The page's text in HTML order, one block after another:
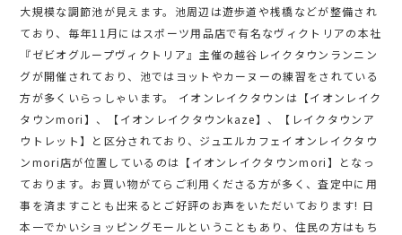
大規模な調節池が見えます。池周辺は遊歩道や桟橋などが整備され
ており、毎年11月にはスポーツ用品店で有名なヴィクトリアの本社
『ゼビオグループヴィクトリア』主催の越谷レイクタウンランニン
グが開催されており、池ではヨットやカーヌーの練習をされている
方が多くいらっしゃいます。 イオンレイクタウンは【イオンレイク
タウンmori】、【イオンレイクタウンkaze】、【レイクタウンア
ウトレット】と区分されており、ジュエルカフェイオンレイクタウ
ンmori店が位置しているのは【イオンレイクタウンmori】となっ
ております。お買い物がてらご利用くださる方が多く、査定中に用
事を済ますことも出来るとご好評のお声をいただいております! 日
本一でかいショッピングモールということもあり、住民の方はもち